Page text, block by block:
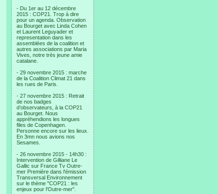
- Du 1er au 12 décembre
2015 : COP21. Trop à dire
pour un agenda. Observation
au Bourget avec Linda Cohen
et Laurent Leguyader et
representation dans les
assemblées de la coalition et
autres associations par Maria
Vives, notre très jeune amie
catalane.
- 29 novembre 2015 : marche
de la Coalition Climat 21 dans
les rues de Paris.
- 27 novembre 2015 : Retrait
de nos badges
d’observateurs, à la COP21
au Bourget. Nous
appréhendions les longues
files de Copenhagen.
Personne encore sur les lieux.
En 3mn nous avions nos
Sesames.
- 26 novembre 2015 - 14h30 :
Intervention de Gilliane Le
Gallic sur France Tv Outre-
mer Première dans l'émission
Transversal Environnement
sur le thème "COP21 : les
enjeux pour l'Outre-mer".